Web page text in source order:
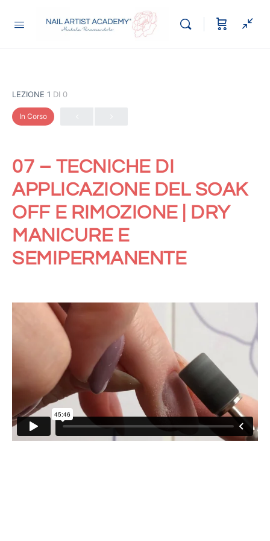
LEZIONE 1 DI 0
In Corso
07 – TECNICHE DI
APPLICAZIONE DEL SOAK
OFF E RIMOZIONE | DRY
MANICURE E
SEMIPERMANENTE